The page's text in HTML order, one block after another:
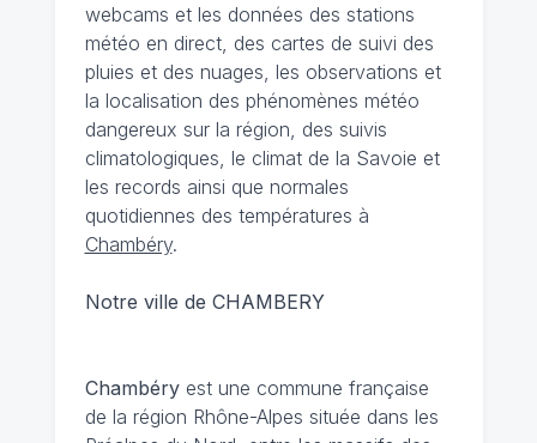
webcams et les données des stations
météo en direct, des cartes de suivi des
pluies et des nuages, les observations et
la localisation des phénomènes météo
dangereux sur la région, des suivis
climatologiques, le climat de la Savoie et
les records ainsi que normales
quotidiennes des températures à
Chambéry.
Notre ville de CHAMBERY
Chambéryest une commune française
de la région Rhône-Alpes située dans les